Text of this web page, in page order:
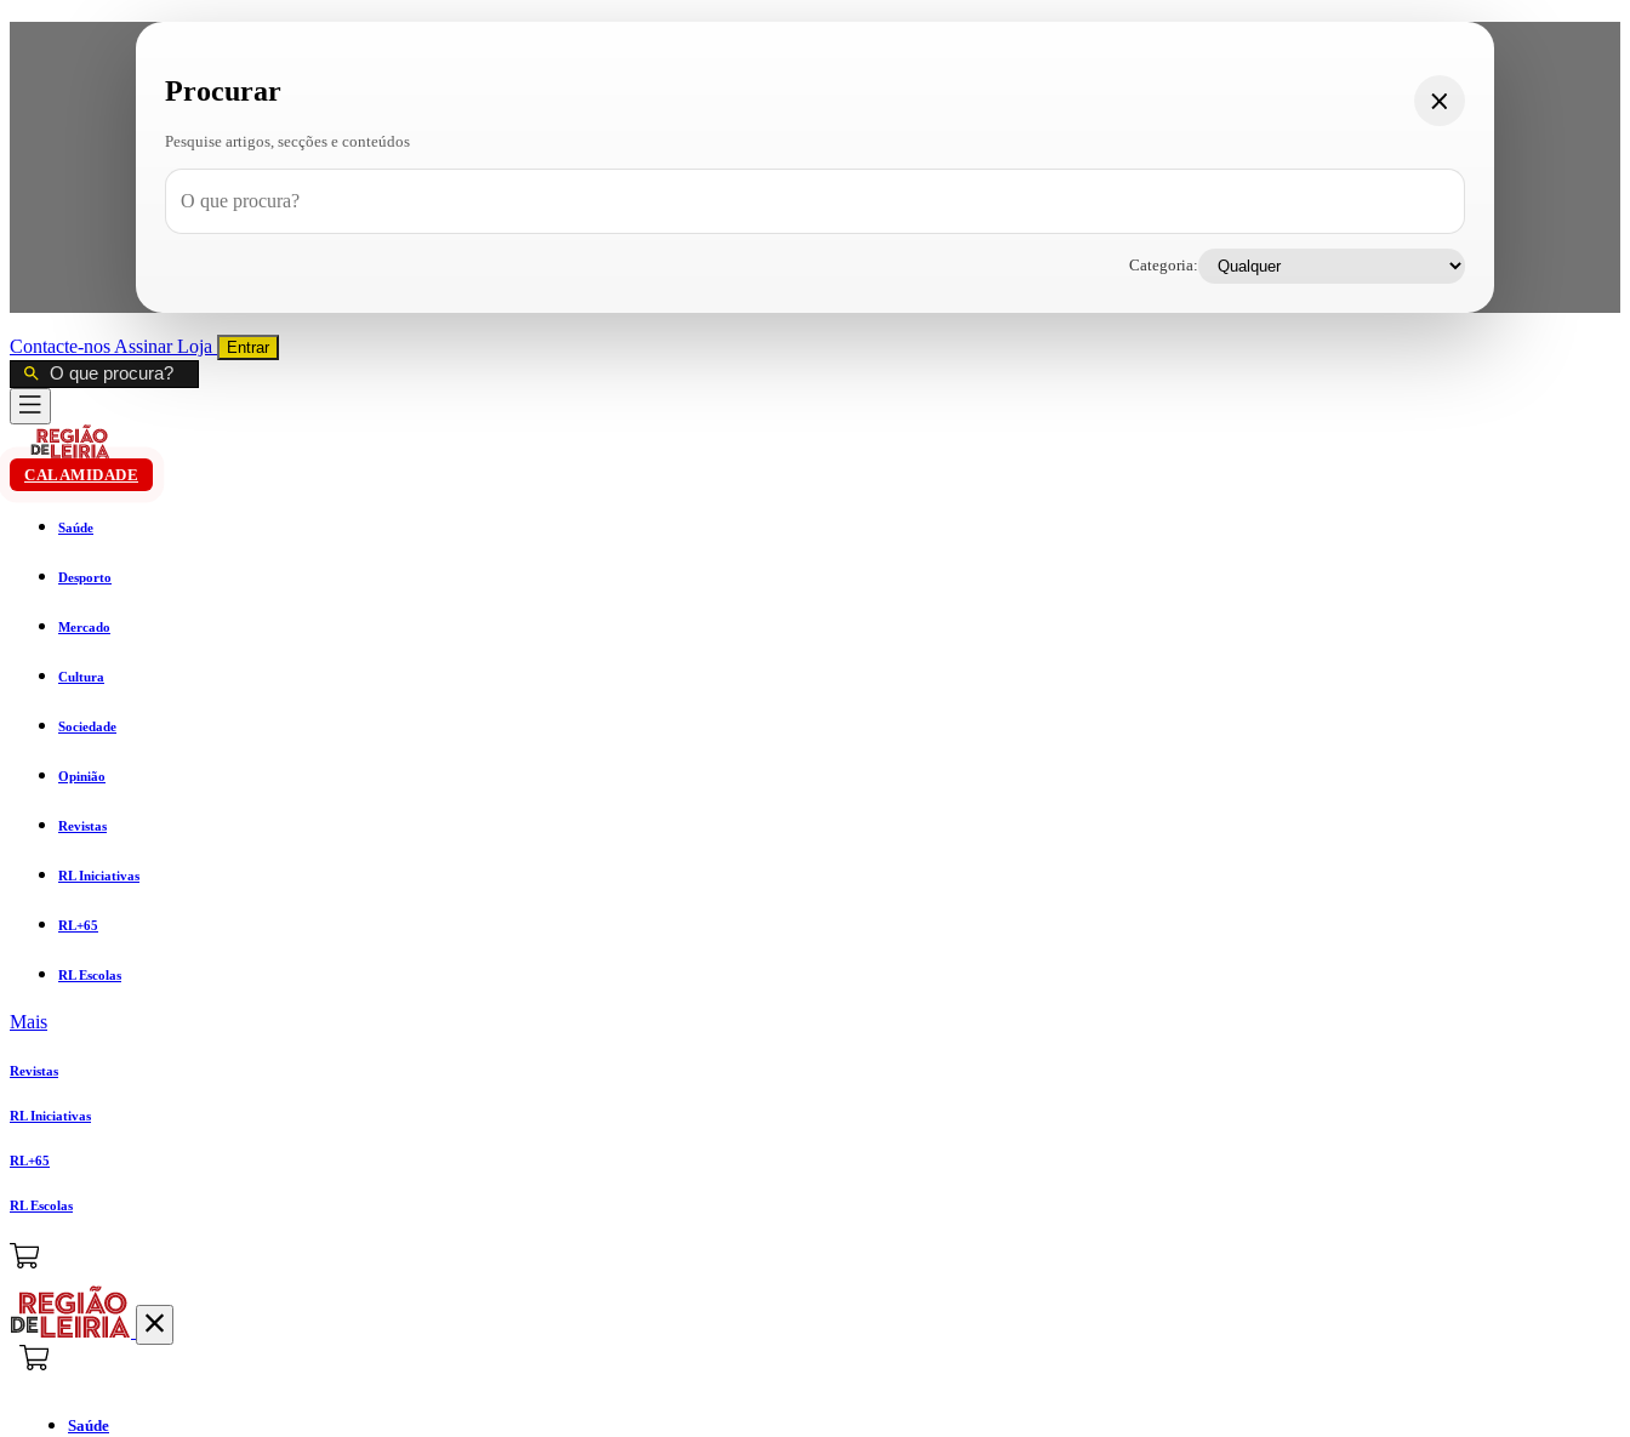
Procurar
Pesquise artigos, secções e conteúdos
Categoria:
Contacte-nos AssinarLoja Entrar
CALAMIDADE
Saúde
Desporto
Mercado
Cultura
Sociedade
Opinião
Revistas
RL Iniciativas
RL+65
RL Escolas
Mais
Revistas
RL Iniciativas
RL+65
RL Escolas
Saúde